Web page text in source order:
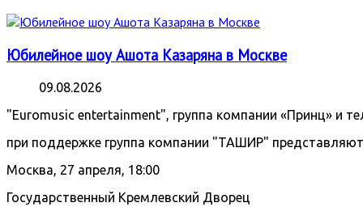
Юбилейное шоу Ашота Казаряна в Москве
09.08.2026
"Euromusic entertainment", группа компании «Принц» и
при поддержке группа компании "ТАШИР"
Москва, 27 апреля, 18:00
Государственный Кремлевский Дворец